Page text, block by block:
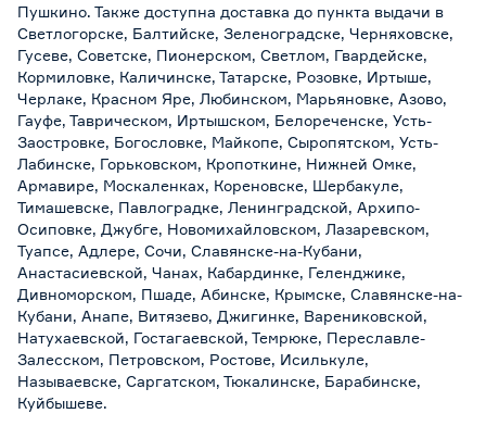
Пушкино. Также доступна доставка до пункта выдачи в
Светлогорске, Балтийске, Зеленоградске, Черняховске,
Гусеве, Советске, Пионерском, Светлом, Гвардейске,
Кормиловке, Каличинске, Татарске, Розовке, Иртыше,
Черлаке, Красном Яре, Любинском, Марьяновке, Азово,
Гауфе, Таврическом, Иртышском, Белореченске, Усть-
Заостровке, Богословке, Майкопе, Сыропятском, Усть-
Лабинске, Горьковском, Кропоткине, Нижней Омке,
Армавире, Москаленках, Кореновске, Шербакуле,
Тимашевске, Павлоградке, Ленинградской, Архипо-
Осиповке, Джубге, Новомихайловском, Лазаревском,
Туапсе, Адлере, Сочи, Славянске-на-Кубани,
Анастасиевской, Чанах, Кабардинке, Геленджике,
Дивноморском, Пшаде, Абинске, Крымске, Славянске-на-
Кубани, Анапе, Витязево, Джигинке, Варениковской,
Натухаевской, Гостагаевской, Темрюке, Переславле-
Залесском, Петровском, Ростове, Исилькуле,
Называевске, Саргатском, Тюкалинске, Барабинске,
Куйбышеве.